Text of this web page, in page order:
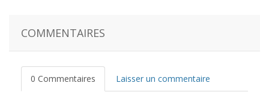
COMMENTAIRES
0 Commentaires Laisser un commentaire